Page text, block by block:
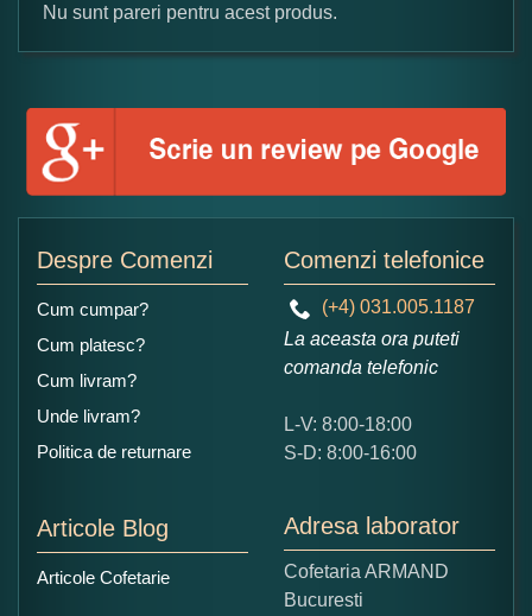
Formular pareri client
Numele dumneavoastra:
Ce nota acordati acestui produs?
5
Copiati alaturi numarul din imagine:
Nu sunt pareri pentru acest produs.
Despre Comenzi
Cum cumpar?
Cum platesc?
Cum livram?
Unde livram?
Politica de returnare
Articole Blog
Articole Cofetarie
Comenzi telefonice
(+4) 031.005.1187
La aceasta ora puteti
comanda telefonic
L-V: 8:00-18:00
S-D: 8:00-16:00
Adresa laborator
Cofetaria ARMAND
Bucuresti